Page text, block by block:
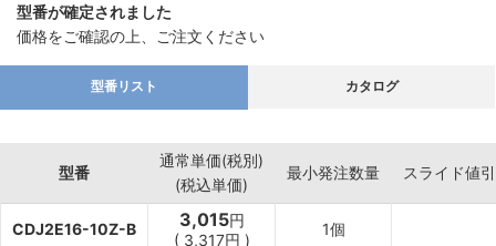
型番が確定されました
価格をご確認の上、ご注文ください
型番リスト カタログ
型番
通常単価(税別)
(税込単価)
最小発注数量 スライド値引
CDJ2E16-10Z-B 3,015円
( 3,317円 )
1個